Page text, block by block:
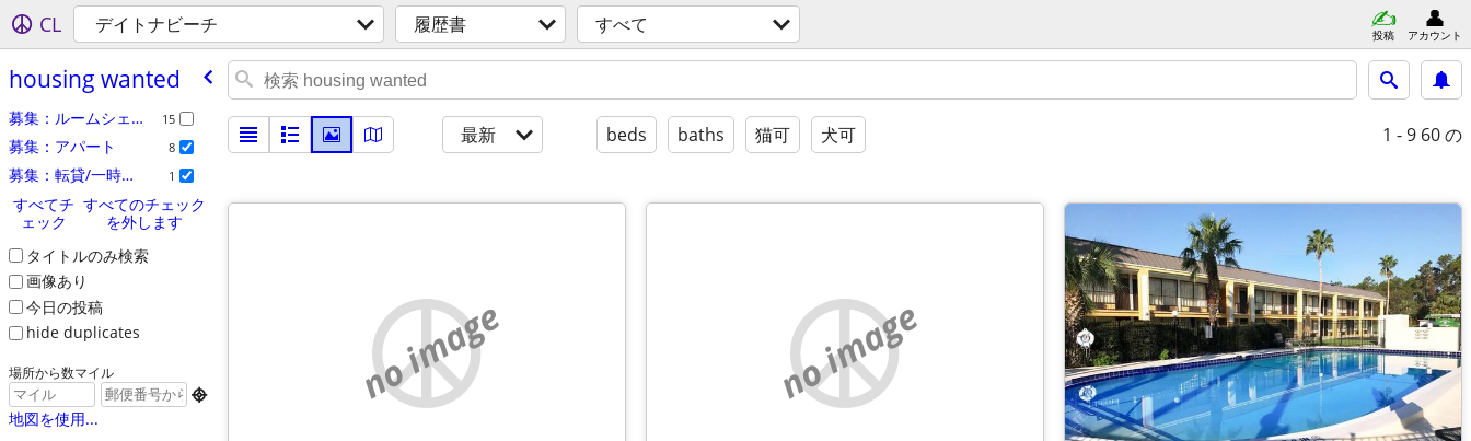
CL デイトナビーチ 履歴書 すべて 投稿 アカウント
housing wanted
募集：ルームシェア 15
募集：アパート 8
募集：転貸/一時貸し 1
すべてチ
ェック
すべてのチェック
を外します
タイトルのみ検索
画像あり
今日の投稿
hide duplicates
場所から数マイル

地図を使用...
最新 beds baths 猫可 犬可 1 - 9 60 の
no image no image